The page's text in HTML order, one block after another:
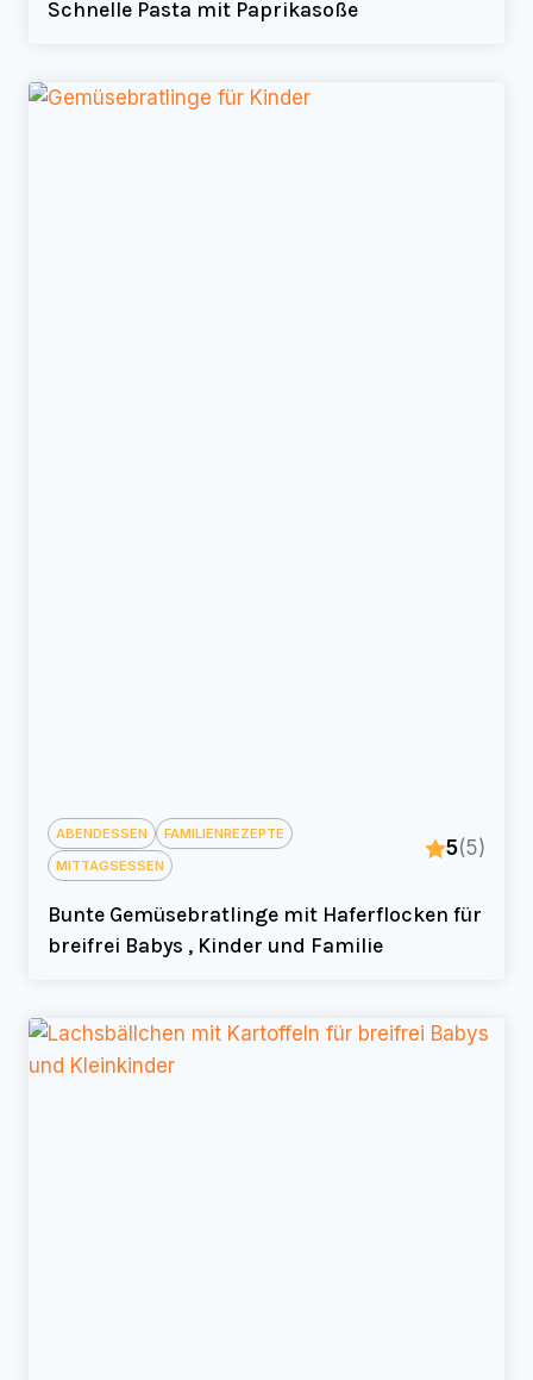
Schnelle Pasta mit Paprikasoße
ABENDESSEN
FAMILIENREZEPTE
MITTAGSESSEN
5(5)
Bunte Gemüsebratlinge mit Haferflocken für
breifrei Babys , Kinder und Familie